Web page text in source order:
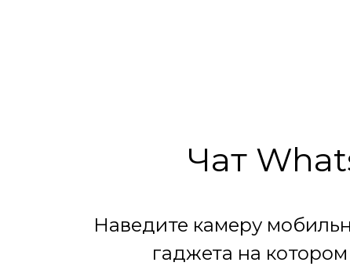
Чат
Наведите камеру
гаджета на